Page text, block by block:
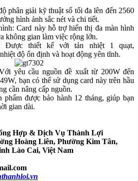
phân giải kỹ thuật số tối đa lên đến 2560
hình ảnh sắc nét và chi tiết.
Card này hỗ trợ hiển thị đa màn hình
không gian làm việc rộng lớn.
Được thiết kế với tản nhiệt 1 quạt,
độ ổn định và hoạt động yên tĩnh.
yêu cầu nguồn đề xuất từ 200W đến
bạn có thể sử dụng card này trên hầu
cần nâng cấp nguồn.
phẩm được bảo hành 12 tháng, giúp bạn
gian dài.
Hợp & Dịch Vụ Thành Lợi
Hoàng Liên, Phường Kim Tân,
Lào Cai, Việt Nam